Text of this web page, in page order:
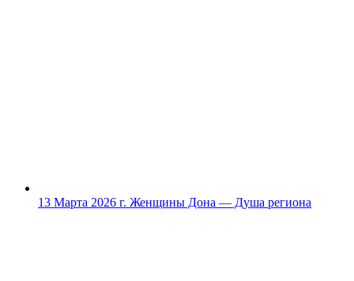
13 Марта 2026 г. Женщины Дона — Душа региона